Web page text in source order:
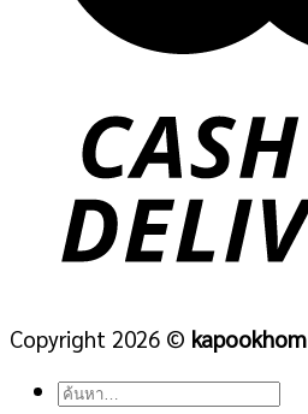
Copyright 2026 © kapookhom
ค้นหา: